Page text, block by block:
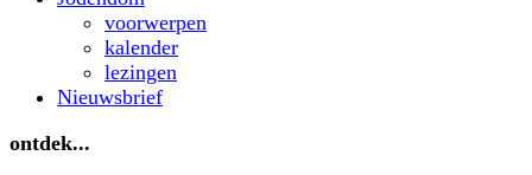
voorwerpen
kalender
lezingen
Nieuwsbrief
ontdek...